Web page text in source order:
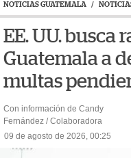
NOTICIAS GUATEMALA /
EE. UU. busca
Guatemala a
multas
Con información de Candy
Fernández / Colaboradora
09 de agosto de 2026, 00:25